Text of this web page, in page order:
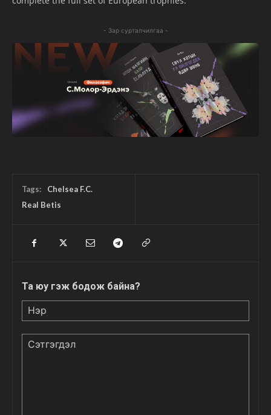
- Зар сурталчилгаа -
Tags:
Chelsea F.C.
Real Betis
Та юу гэж бодож байна?